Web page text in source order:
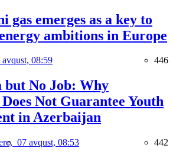
gas emerges as a key to
ambitions in Europe
avqust, 08:59 446
but No Job: Why
Not Guarantee Youth
in Azerbaijan
07 avqust, 08:53 442